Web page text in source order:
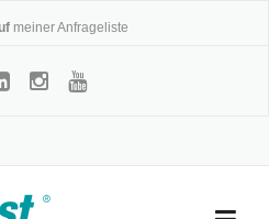
meiner Anfrageliste